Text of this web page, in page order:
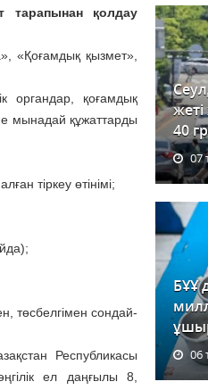
тарапынан қолдау
«Қоғамдық қызмет»,
органдар, қоғамдық
мынадай құжаттарды
тіркеу өтінімі;
төсбелгімен сондай-
Республикасы
ел даңғылы 8,
40
07
БҰҰ
06